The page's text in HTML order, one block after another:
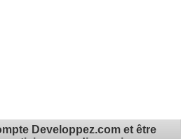
Developpez.com et être